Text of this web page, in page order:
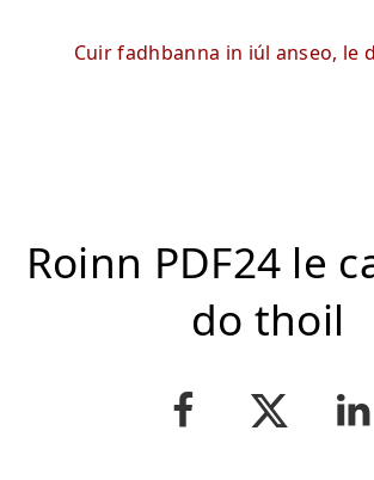
Cuir fadhbanna in iúl anseo, le
Roinn PDF24 le
do thoil